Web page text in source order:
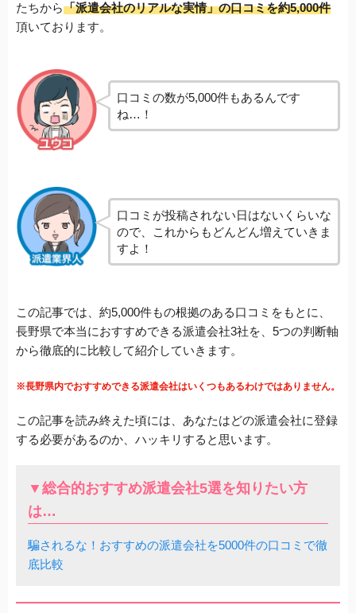
たちから「派遣会社のリアルな実情」の口コミを約5,000件
頂いております。
口コミの数が5,000件もあるんです
ね…！
口コミが投稿されない日はないくらいな
ので、これからもどんどん増えていきま
すよ！
この記事では、約5,000件もの根拠のある口コミをもとに、
長野県で本当におすすめできる派遣会社3社を、5つの判断軸
から徹底的に比較して紹介していきます。
※長野県内でおすすめできる派遣会社はいくつもあるわけではありません。
この記事を読み終えた頃には、あなたはどの派遣会社に登録
する必要があるのか、ハッキリすると思います。
▼総合的おすすめ派遣会社5選を知りたい方
は…
騙されるな！おすすめの派遣会社を5000件の口コミで徹
底比較